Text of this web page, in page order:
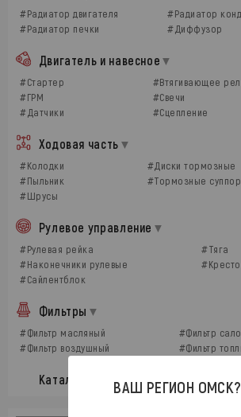
#Радиатор двигателя
#Радиатор
#Радиатор печки
#Диффузор
Двигатель и навесное
#Стартер
#Втягивающее
#ГРМ
#Свечи
#Датчики
#Сцепление
Ходовая часть
#Колодки
#Диски тормозные
#Пыльник
#Тормозные
#Шрусы
Рулевое управление
#Рулевая рейка
#Тяга
#Наконечники рулевые
#Сайлентблок
Фильтры
#Фильтр масляный
#Фильтр
#Фильтр воздушный
#Фильтр
Каталог ТО ВАШ РЕГИОН ОМСК?